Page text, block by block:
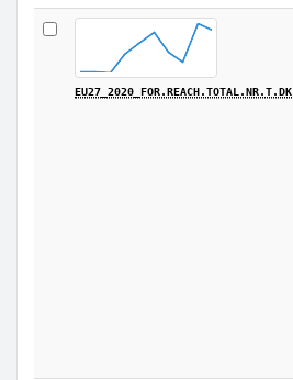
EU27_2020_FOR.REACH.TOTAL.NR.T.DK